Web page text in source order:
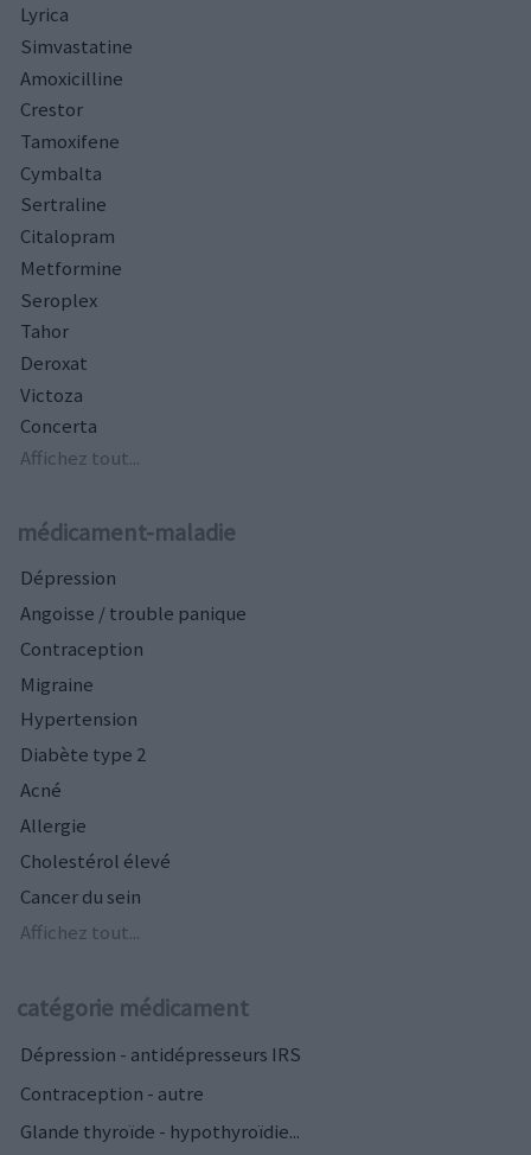
Lyrica
Simvastatine
Amoxicilline
Crestor
Tamoxifene
Cymbalta
Sertraline
Citalopram
Metformine
Seroplex
Tahor
Deroxat
Victoza
Concerta
Affichez tout...
médicament-maladie
Dépression
Angoisse / trouble panique
Contraception
Migraine
Hypertension
Diabète type 2
Acné
Allergie
Cholestérol élevé
Cancer du sein
Affichez tout...
catégorie médicament
Dépression - antidépresseurs IRS
Contraception - autre
Glande thyroïde - hypothyroïdie...